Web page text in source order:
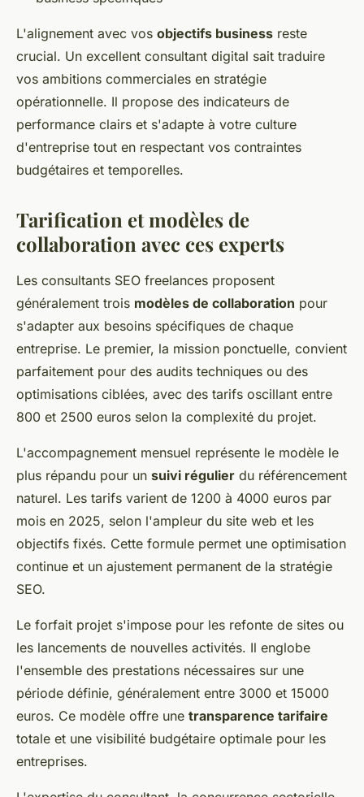
L'alignement avec vos objectifs business reste
crucial. Un excellent consultant digital sait traduire
vos ambitions commerciales en stratégie
opérationnelle. Il propose des indicateurs de
performance clairs et s'adapte à votre culture
d'entreprise tout en respectant vos contraintes
budgétaires et temporelles.
Tarification et modèles de
collaboration avec ces experts
Les consultants SEO freelances proposent
généralement trois modèles de collaboration pour
s'adapter aux besoins spécifiques de chaque
entreprise. Le premier, la mission ponctuelle, convient
parfaitement pour des audits techniques ou des
optimisations ciblées, avec des tarifs oscillant entre
800 et 2500 euros selon la complexité du projet.
L'accompagnement mensuel représente le modèle le
plus répandu pour un suivi régulier du référencement
naturel. Les tarifs varient de 1200 à 4000 euros par
mois en 2025, selon l'ampleur du site web et les
objectifs fixés. Cette formule permet une optimisation
continue et un ajustement permanent de la stratégie
SEO.
Le forfait projet s'impose pour les refonte de sites ou
les lancements de nouvelles activités. Il englobe
l'ensemble des prestations nécessaires sur une
période définie, généralement entre 3000 et 15000
euros. Ce modèle offre une transparence tarifaire
totale et une visibilité budgétaire optimale pour les
entreprises.